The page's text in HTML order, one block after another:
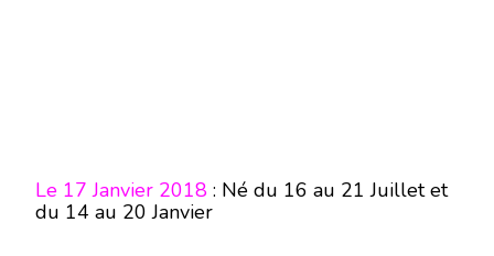
Le 17 Janvier 2018 : Né du 16 au 21 Juillet et
du 14 au 20 Janvier